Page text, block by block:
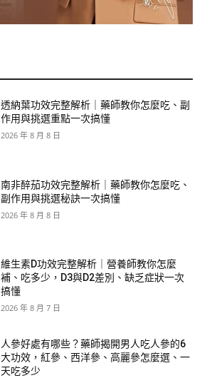
透納葉功效完整解析｜藥師教你怎麼吃、副
作用與挑選重點一次搞懂
2026 年 8 月 8 日
南非醉茄功效完整解析｜藥師教你怎麼吃、
副作用與挑選秘訣一次搞懂
2026 年 8 月 8 日
維生素D功效完整解析｜營養師教你怎麼
補、吃多少，D3與D2差別、缺乏症狀一次
搞懂
2026 年 8 月 7 日
人參好處有哪些？藥師揭開男人吃人參的6
大功效，紅參、西洋參、高麗參怎麼選、一
天吃多少